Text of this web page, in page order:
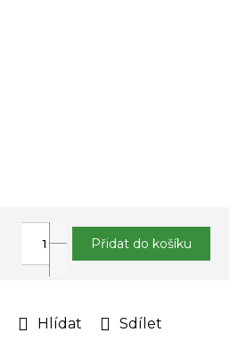
Hlídat Sdílet
Přidat do košíku